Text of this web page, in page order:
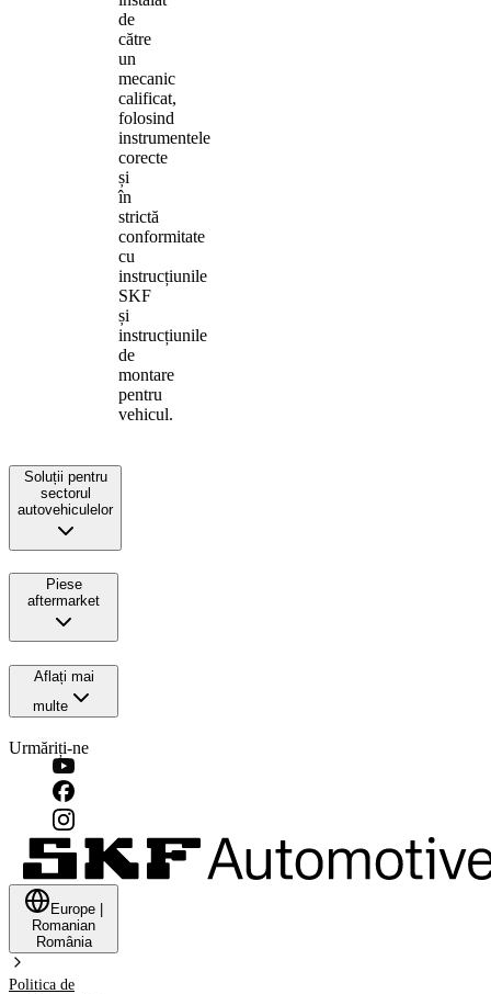
de
către
un
mecanic
calificat,
folosind
instrumentele
corecte
și
în
strictă
conformitate
cu
instrucțiunile
SKF
și
instrucțiunile
de
montare
pentru
vehicul.
Soluții pentru
sectorul
autovehiculelor
Piese
aftermarket
Aflați mai
multe
Urmăriți-ne
Europe
Romanian
România
Politica de